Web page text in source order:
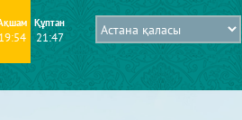
19:54
Құптан
21:47